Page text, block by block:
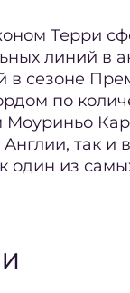
Терри
линий в
в сезоне
по
Моуриньо
так и
один из